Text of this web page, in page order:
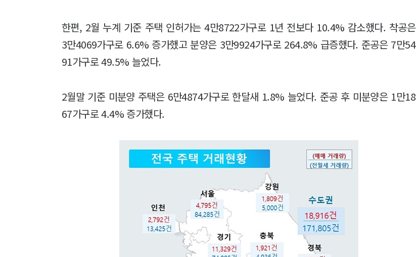
한편, 2월 누계 기준 주택 인허가는 4만8722가구로 1년 전보다 10.4% 감소했다. 착공은
3만4069가구로 6.6% 증가했고 분양은 3만9924가구로 264.8% 급증했다. 준공은 7만54
91가구로 49.5% 늘었다.
2월말 기준 미분양 주택은 6만4874가구로 한달새 1.8% 늘었다. 준공 후 미분양은 1만18
67가구로 4.4% 증가했다.